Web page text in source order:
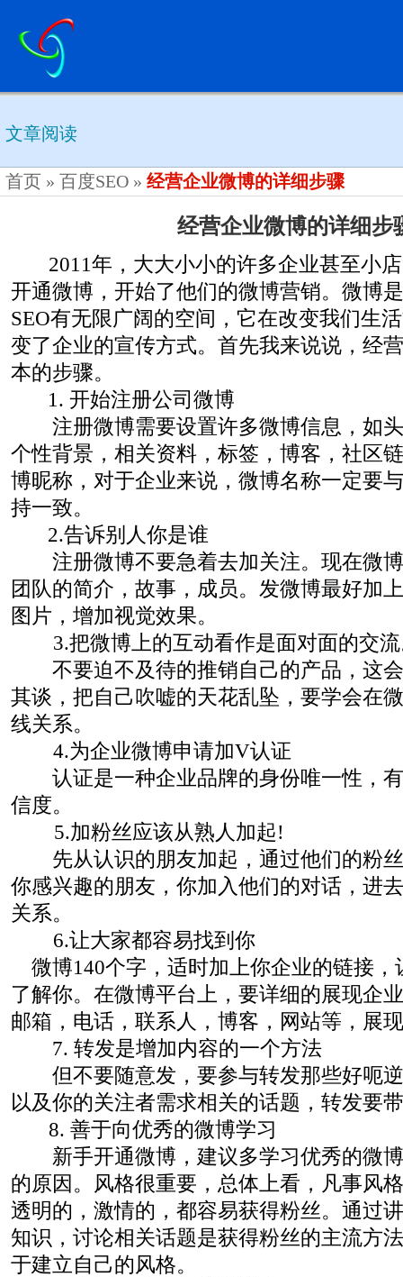
文章阅读
首页 » 百度SEO » 经营企业微博的详细步骤
经营企业微博的详细步
2011年，大大小小的许多企业甚至小店
开通微博，开始了他们的微博营销。微博
SEO有无限广阔的空间，它在改变我们生
变了企业的宣传方式。首先我来说说，经
本的步骤。
1. 开始注册公司微博
注册微博需要设置许多微博信息，如头
个性背景，相关资料，标签，博客，社区
博昵称，对于企业来说，微博名称一定要
持一致。
2.告诉别人你是谁
注册微博不要急着去加关注。现在微博
团队的简介，故事，成员。发微博最好加
图片，增加视觉效果。
3.把微博上的互动看作是面对面的交流
不要迫不及待的推销自己的产品，这会
其谈，把自己吹嘘的天花乱坠，要学会在
线关系。
4.为企业微博申请加V认证
认证是一种企业品牌的身份唯一性，有
信度。
5.加粉丝应该从熟人加起!
先从认识的朋友加起，通过他们的粉丝
你感兴趣的朋友，你加入他们的对话，进
关系。
6.让大家都容易找到你
微博140个字，适时加上你企业的链接，
了解你。在微博平台上，要详细的展现企
邮箱，电话，联系人，博客，网站等，展
7. 转发是增加内容的一个方法
但不要随意发，要参与转发那些好呃逆
以及你的关注者需求相关的话题，转发
8. 善于向优秀的微博学习
新手开通微博，建议多学习优秀的微博
的原因。风格很重要，总体上看，凡事风
透明的，激情的，都容易获得粉丝。通过
知识，讨论相关话题是获得粉丝的主流方
于建立自己的风格。